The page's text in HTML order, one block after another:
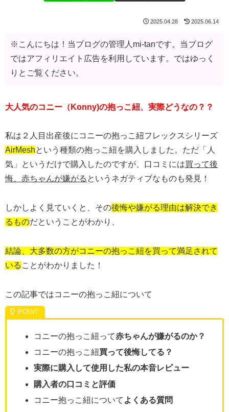
2025.04.28 2025.06.14
※こんにちは！当ブログの管理人mi-tanです。当ブログ
ではアフィリエイト広告を利用しています。ではゆっく
りとご覧ください。
大人気のコニー（Konny)の抱っこ紐、実際どうなの？？
私は２人目出産後にコニーの抱っこ紐フレックスシリーズ
AirMeshという種類の抱っこ紐を購入しました。ただ「人
気」というだけで購入したのですが、口コミには買って後
悔、赤ちゃんが嫌がる というネガティブなものも発見！
しかしよく見ていくと、その後悔や嫌がる理由は解決でき
るものだということがわかり、
結論、大多数の方がコニーの抱っこ紐を買って満足されて
いる ことがわかりました！
この記事ではコニーの抱っこ紐について
コニーの抱っこ紐って赤ちゃんが嫌がるのか？
コニーの抱っこ紐買って後悔してる？
実際に購入して使用した私の本音レビュー
購入者の口コミと評価
コニー抱っこ紐について よくある質問